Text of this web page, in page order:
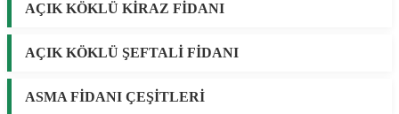
AÇIK KÖKLÜ KİRAZ FİDANI
AÇIK KÖKLÜ ŞEFTALİ FİDANI
ASMA FİDANI ÇEŞİTLERİ